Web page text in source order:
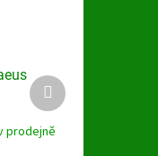
prodejně
Další
produkt